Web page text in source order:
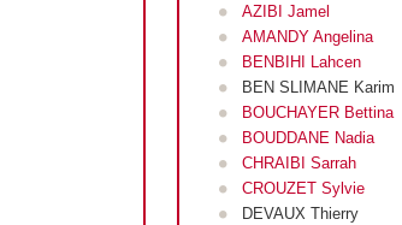
AZIBI Jamel
AMANDY Angelina
BENBIHI Lahcen
BEN SLIMANE Karim
BOUCHAYER Bettina
BOUDDANE Nadia
CHRAIBI Sarrah
CROUZET Sylvie
DEVAUX Thierry